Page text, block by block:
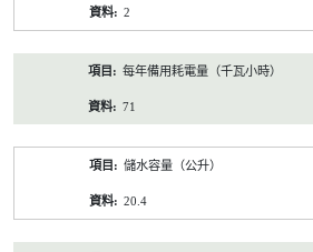
2
每年備用耗電量（千瓦小時）
71
儲水容量（公升）
20.4